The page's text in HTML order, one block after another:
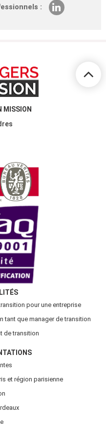
:
MISSION
pour une entreprise
tant que manager de transition
de transition
et région parisienne